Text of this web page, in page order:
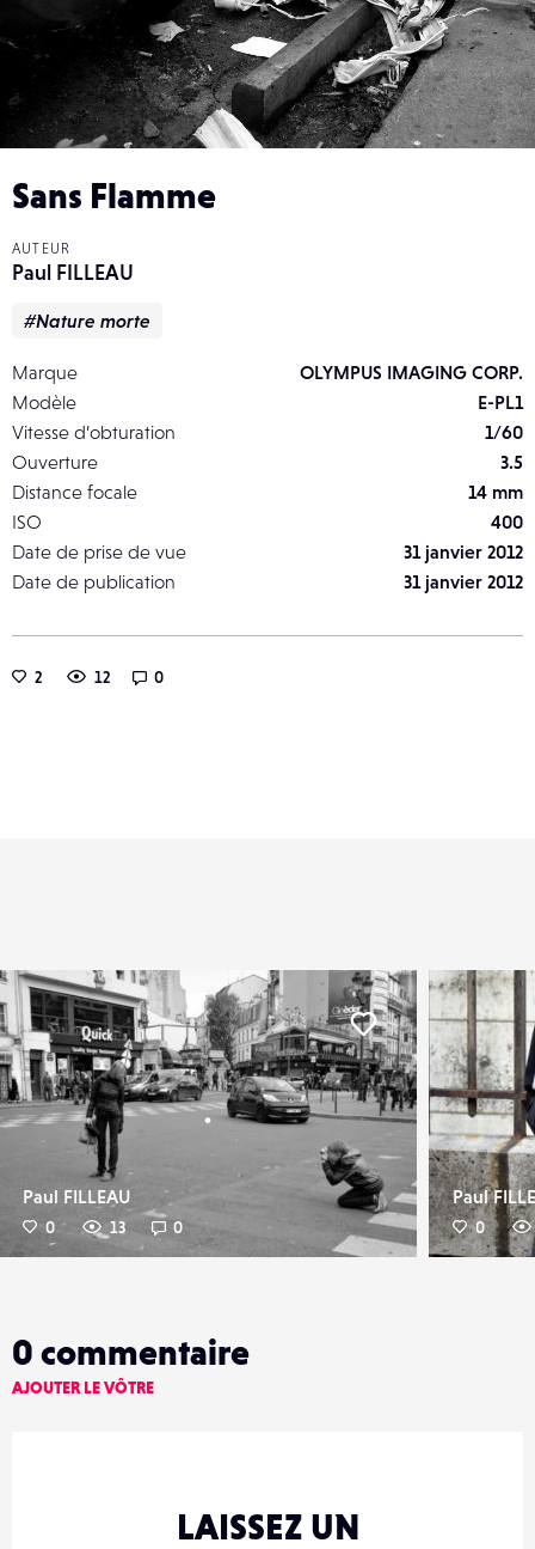
Sans Flamme
AUTEUR
Paul FILLEAU
#Nature morte
Marque
OLYMPUS IMAGING CORP.
Modèle
E-PL1
Vitesse d’obturation
1/60
Ouverture
3.5
Distance focale
14 mm
ISO
400
Date de prise de vue
31 janvier 2012
Date de publication
31 janvier 2012
2 12 0
.
Paul FILLEAU
0 13 0
Liker
Paul
0
0 commentaire
AJOUTER LE VÔTRE
LAISSEZ UN